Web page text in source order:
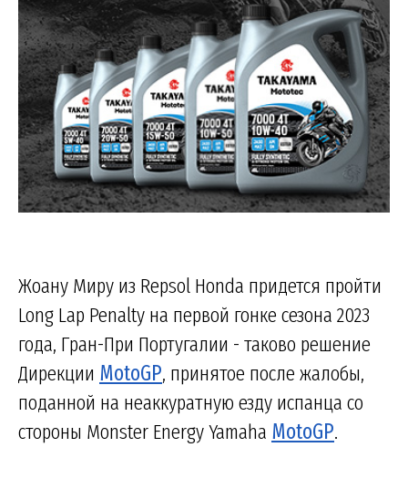
Жоану Миру из Repsol Honda придется пройти
Long Lap Penalty на первой гонке сезона 2023
года, Гран-При Португалии - таково решение
Дирекции MotoGP, принятое после жалобы,
поданной на неаккуратную езду испанца со
стороны Monster Energy Yamaha MotoGP.